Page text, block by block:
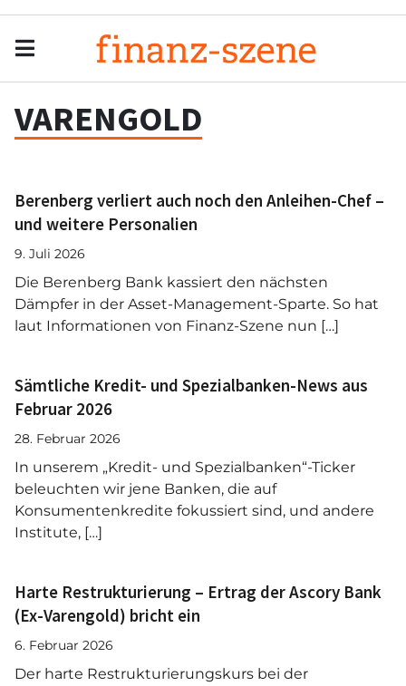
VARENGOLD
Berenberg verliert auch noch den Anleihen-Chef –
und weitere Personalien
9. Juli 2026
Die Berenberg Bank kassiert den nächsten
Dämpfer in der Asset-Management-Sparte. So hat
laut Informationen von Finanz-Szene nun […]
Sämtliche Kredit- und Spezialbanken-News aus
Februar 2026
28. Februar 2026
In unserem „Kredit- und Spezialbanken“-Ticker
beleuchten wir jene Banken, die auf
Konsumentenkredite fokussiert sind, und andere
Institute, […]
Harte Restrukturierung – Ertrag der Ascory Bank
(Ex-Varengold) bricht ein
6. Februar 2026
Der harte Restrukturierungskurs bei der